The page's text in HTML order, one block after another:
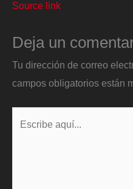
Source link
Deja un
Tu dirección de correo
campos obligatorios están